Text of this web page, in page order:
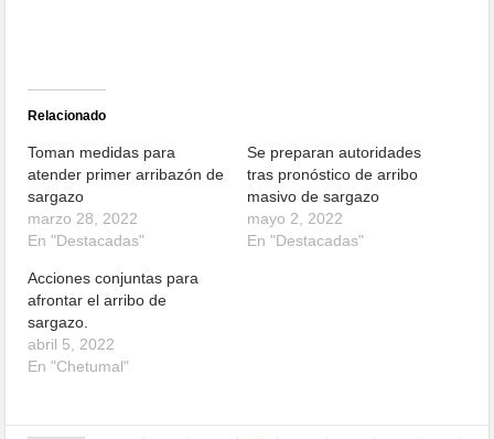
Relacionado
Toman medidas para
atender primer arribazón de
sargazo
marzo 28, 2022
En "Destacadas"
Se preparan autoridades
tras pronóstico de arribo
masivo de sargazo
mayo 2, 2022
En "Destacadas"
Acciones conjuntas para
afrontar el arribo de
sargazo.
abril 5, 2022
En "Chetumal"